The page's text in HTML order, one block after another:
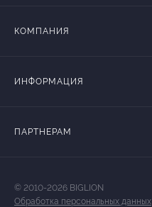
КОМПАНИЯ
ИНФОРМАЦИЯ
ПАРТНЕРАМ
© 2010-2026 BIGLION
Обработка персональных данных